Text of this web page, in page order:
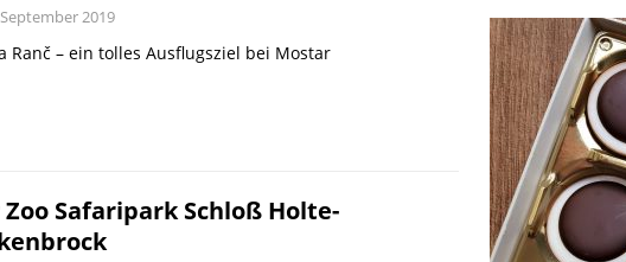
– zweimal und nie wieder
2019
Ranč – ein tolles Ausflugsziel bei Mostar
Zoo Safaripark Schloß Holte-